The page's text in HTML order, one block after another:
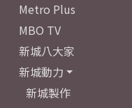
Metro Plus
MBO TV
新城八大家
新城動力
新城製作